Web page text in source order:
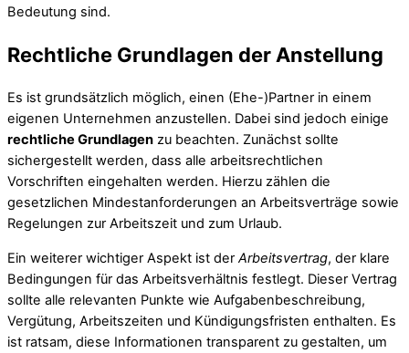
Bedeutung sind.
Rechtliche Grundlagen der Anstellung
Es ist grundsätzlich möglich, einen (Ehe-)Partner in einem
eigenen Unternehmen anzustellen. Dabei sind jedoch einige
rechtliche Grundlagen zu beachten. Zunächst sollte
sichergestellt werden, dass alle arbeitsrechtlichen
Vorschriften eingehalten werden. Hierzu zählen die
gesetzlichen Mindestanforderungen an Arbeitsverträge sowie
Regelungen zur Arbeitszeit und zum Urlaub.
Ein weiterer wichtiger Aspekt ist der Arbeitsvertrag, der klare
Bedingungen für das Arbeitsverhältnis festlegt. Dieser Vertrag
sollte alle relevanten Punkte wie Aufgabenbeschreibung,
Vergütung, Arbeitszeiten und Kündigungsfristen enthalten. Es
ist ratsam, diese Informationen transparent zu gestalten, um